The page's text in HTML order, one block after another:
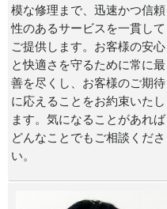
模な修理まで、迅速かつ信頼
性のあるサービスを一貫して
ご提供します。お客様の安心
と快適さを守るために常に最
善を尽くし、お客様のご期待
に応えることをお約束いたし
ます。気になることがあれば
どんなことでもご相談くださ
い。